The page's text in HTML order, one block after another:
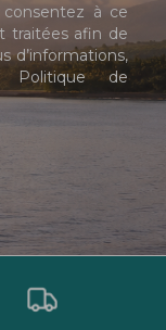
à ce
traitées afin de
d’informations,
Politique de